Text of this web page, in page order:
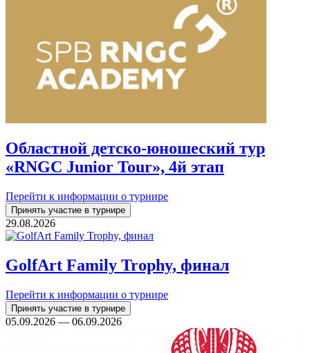
Областной детско-юношеский тур
«RNGC Junior Tour», 4й этап
Перейти к информации о турнире
Принять участие в турнире
29.08.2026
GolfArt Family Trophy, финал
Перейти к информации о турнире
Принять участие в турнире
05.09.2026 — 06.09.2026